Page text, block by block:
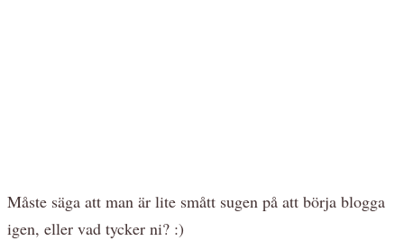
Måste säga att man är lite smått sugen på att börja blogga
igen, eller vad tycker ni? :)